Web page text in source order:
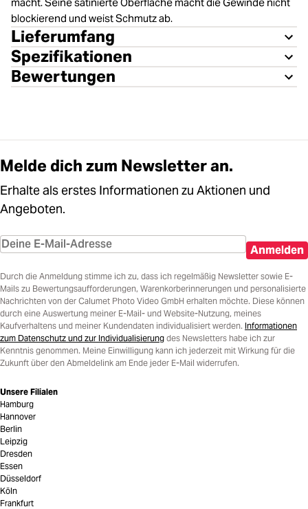
blockierend und weist Schmutz ab.
Lieferumfang
Spezifikationen
Bewertungen
Melde dich zum Newsletter an.
Erhalte als erstes Informationen zu Aktionen und
Angeboten.
Anmelden
Durch die Anmeldung stimme ich zu, dass ich regelmäßig Newsletter sowie E-
Mails zu Bewertungsaufforderungen, Warenkorberinnerungen und personalisierte
Nachrichten von der Calumet Photo Video GmbH erhalten möchte. Diese können
durch eine Auswertung meiner E-Mail- und Website-Nutzung, meines
Kaufverhaltens und meiner Kundendaten individualisiert werden. Informationen
zum Datenschutz und zur Individualisierung des Newsletters habe ich zur
Kenntnis genommen. Meine Einwilligung kann ich jederzeit mit Wirkung für die
Zukunft über den Abmeldelink am Ende jeder E-Mail widerrufen.
Unsere Filialen
Hamburg
Hannover
Berlin
Leipzig
Dresden
Essen
Düsseldorf
Köln
Frankfurt